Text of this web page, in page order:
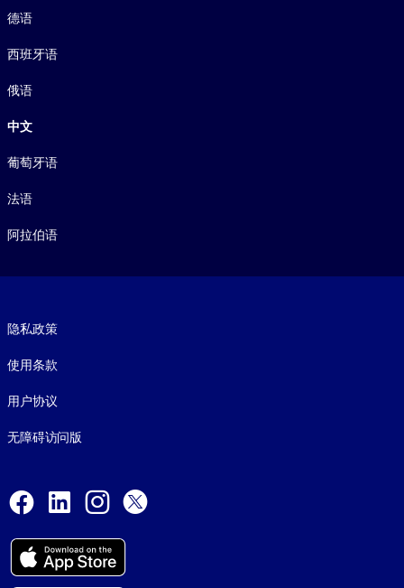
德语
西班牙语
俄语
中文
葡萄牙语
法语
阿拉伯语
隐私政策
使用条款
用户协议
无障碍访问版
Facebook
LinkedInInstagram